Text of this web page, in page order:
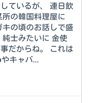
るが、 連日飲
らね。 これは
やキャバ...